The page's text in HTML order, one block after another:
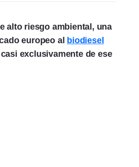
alto riesgo ambiental, una
europeo al biodiesel
exclusivamente de ese